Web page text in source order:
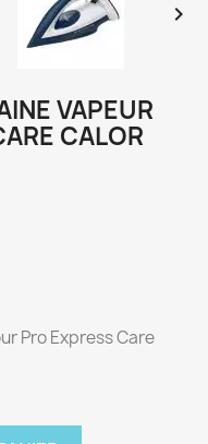

VAPEUR
CALOR
Pro Express Care